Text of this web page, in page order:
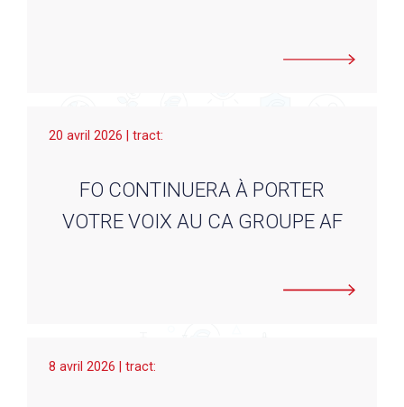
20 avril 2026 | tract:
FO CONTINUERA À PORTER
VOTRE VOIX AU CA GROUPE AF
8 avril 2026 | tract: